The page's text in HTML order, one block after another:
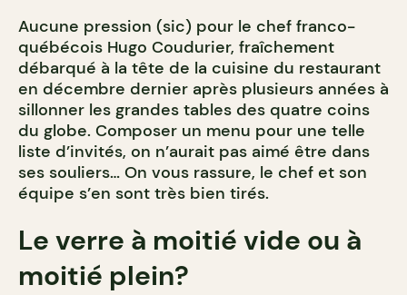
Aucune pression (sic) pour le chef franco-
québécois Hugo Coudurier, fraîchement
débarqué à la tête de la cuisine du restaurant
en décembre dernier après plusieurs années à
sillonner les grandes tables des quatre coins
du globe. Composer un menu pour une telle
liste d’invités, on n’aurait pas aimé être dans
ses souliers… On vous rassure, le chef et son
équipe s’en sont très bien tirés.
Le verre à moitié vide ou à
moitié plein?